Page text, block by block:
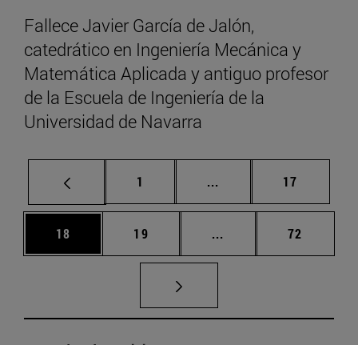
Fallece Javier García de Jalón,
catedrático en Ingeniería Mecánica y
Matemática Aplicada y antiguo profesor
de la Escuela de Ingeniería de la
Universidad de Navarra
Página
1 ... Páginas intermedias
Página
17
Página
18 Página
19 ... Páginas intermedias
Página
72